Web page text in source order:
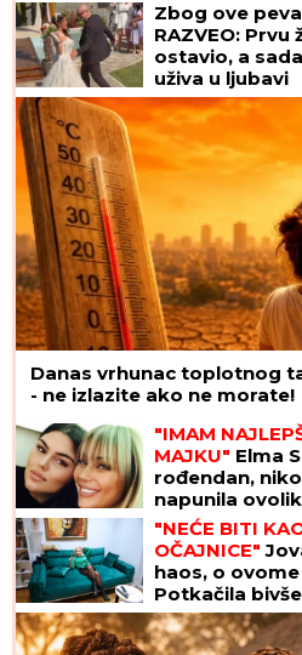
Zbog ove
RAZVEO: Prvu
ostavio, a
uživa u ljubavi
Danas vrhunac toplotnog
- ne izlazite ako ne morate!
"IMAM
MAJKU" Elma
rođendan,
napunila
obratila
"NEĆE BITI
OČAJNICE"
haos, o
Potkačila